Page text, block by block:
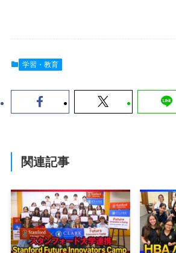
学習・教育
関連記事